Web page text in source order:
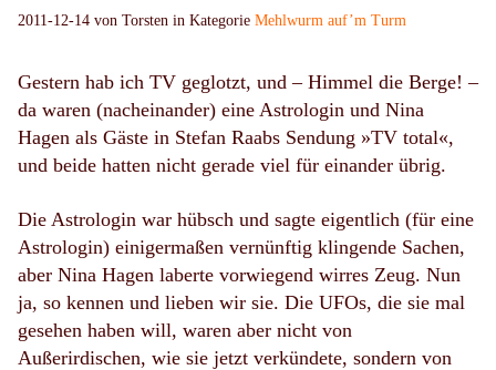
2011-12-14 von Torsten in Kategorie Mehlwurm auf’m Turm
Gestern hab ich TV geglotzt, und – Himmel die Berge! –
da waren (nacheinander) eine Astrologin und Nina
Hagen als Gäste in Stefan Raabs Sendung »TV total«,
und beide hatten nicht gerade viel für einander übrig.
Die Astrologin war hübsch und sagte eigentlich (für eine
Astrologin) einigermaßen vernünftig klingende Sachen,
aber Nina Hagen laberte vorwiegend wirres Zeug. Nun
ja, so kennen und lieben wir sie. Die UFOs, die sie mal
gesehen haben will, waren aber nicht von
Außerirdischen, wie sie jetzt verkündete, sondern von